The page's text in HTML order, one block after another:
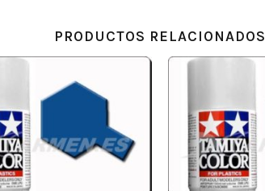
PRODUCTOS RELACIONADOS